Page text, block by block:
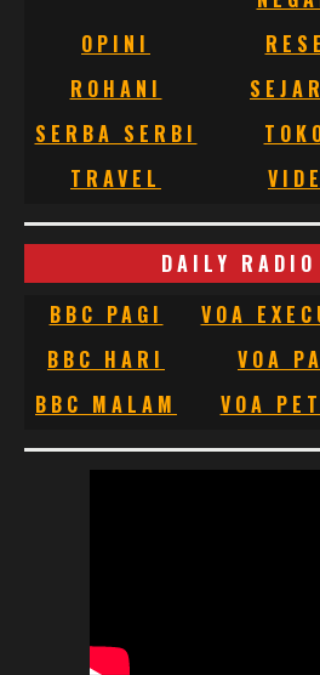
OPINI
ROHANI
SERBA SERBI
TRAVEL
DAILY
BBC PAGI
VOA
BBC HARI
VOA
BBC MALAM
VOA